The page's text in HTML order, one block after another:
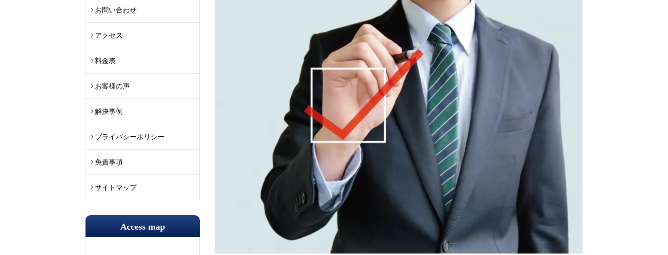
お問い合わせ
アクセス
料金表
お客様の声
解決事例
プライバシーポリシー
免責事項
サイトマップ
Access map